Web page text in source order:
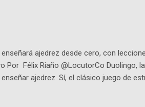
Espinosa: los cómics, las novelas y los
Arango ¡Síguenos en nuestras Redes
ajedrez desde cero, con
Por Félix Riaño @LocutorCo Duolingo,
ajedrez. Sí, el clásico juego de